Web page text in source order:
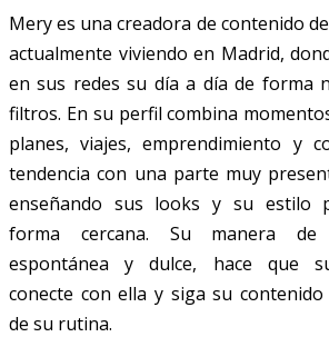
Mery es una creadora de contenido
actualmente viviendo en Madrid,
en sus redes su día a día de forma
filtros. En su perfil combina
planes, viajes, emprendimiento y
tendencia con una parte muy
enseñando sus looks y su estilo
forma cercana. Su manera de
espontánea y dulce, hace que
conecte con ella y siga su
de su rutina.